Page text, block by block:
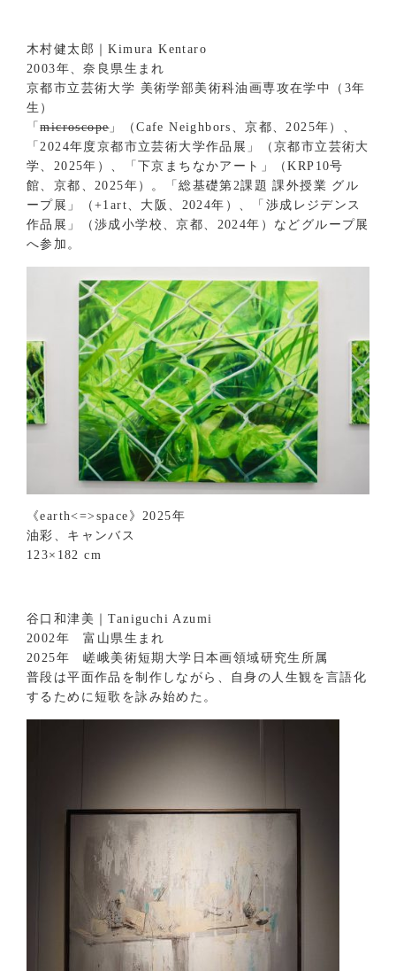
木村健太郎｜Kimura Kentaro
2003年、奈良県生まれ
京都市立芸術大学 美術学部美術科油画専攻在学中（3年
生）
「microscope」（Cafe Neighbors、京都、2025年）、
「2024年度京都市立芸術大学作品展」（京都市立芸術大
学、2025年）、「下京まちなかアート」（KRP10号
館、京都、2025年）。「総基礎第2課題 課外授業 グル
ープ展」（+1art、大阪、2024年）、「渉成レジデンス
作品展」（渉成小学校、京都、2024年）などグループ展
へ参加。
《earth<=>space》2025年
油彩、キャンバス
123×182 cm
谷口和津美｜Taniguchi Azumi
2002年 富山県生まれ
2025年 嵯峨美術短期大学日本画領域研究生所属
普段は平面作品を制作しながら、自身の人生観を言語化
するために短歌を詠み始めた。